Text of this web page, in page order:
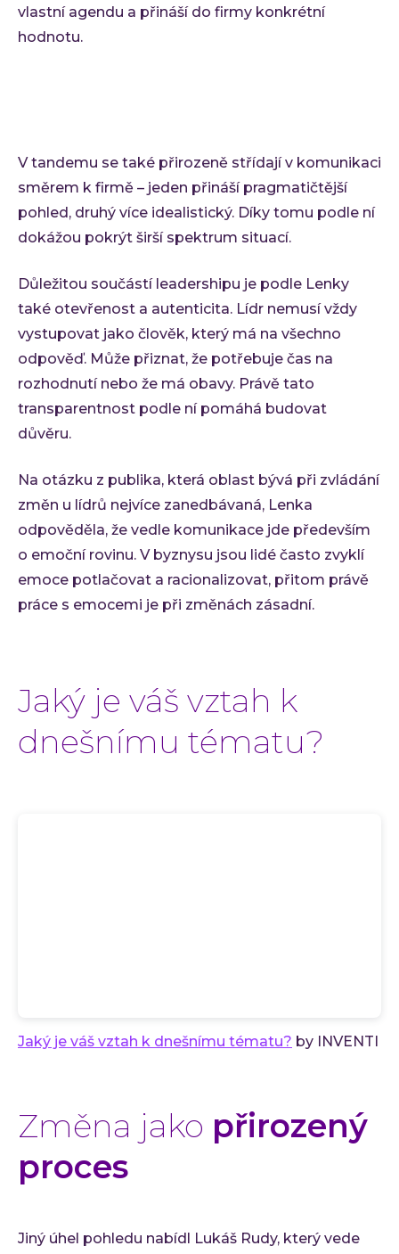
vlastní agendu a přináší do firmy konkrétní
hodnotu.
V tandemu se také přirozeně střídají v komunikaci
směrem k firmě – jeden přináší pragmatičtější
pohled, druhý více idealistický. Díky tomu podle ní
dokážou pokrýt širší spektrum situací.
Důležitou součástí leadershipu je podle Lenky
také otevřenost a autenticita. Lídr nemusí vždy
vystupovat jako člověk, který má na všechno
odpověď. Může přiznat, že potřebuje čas na
rozhodnutí nebo že má obavy. Právě tato
transparentnost podle ní pomáhá budovat
důvěru.
Na otázku z publika, která oblast bývá při zvládání
změn u lídrů nejvíce zanedbávaná, Lenka
odpověděla, že vedle komunikace jde především
o emoční rovinu. V byznysu jsou lidé často zvyklí
emoce potlačovat a racionalizovat, přitom právě
práce s emocemi je při změnách zásadní.
Jaký je váš vztah k
dnešnímu tématu?
Jaký je váš vztah k dnešnímu tématu? by INVENTI
Změna jako přirozený
proces
Jiný úhel pohledu nabídl Lukáš Rudy, který vede